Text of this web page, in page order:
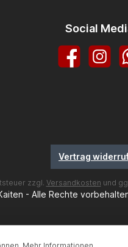
Social
Facebook
Vertrag
zzgl. Versandkosten und
- Alle Rechte